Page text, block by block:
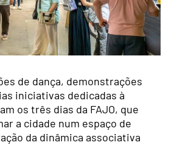
de dança, demonstrações
iniciativas dedicadas à
os três dias da FAJO, que
a cidade num espaço de
da dinâmica associativa